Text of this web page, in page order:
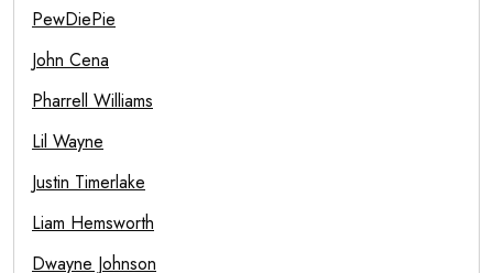
PewDiePie
John Cena
Pharrell Williams
Lil Wayne
Justin Timerlake
Liam Hemsworth
Dwayne Johnson